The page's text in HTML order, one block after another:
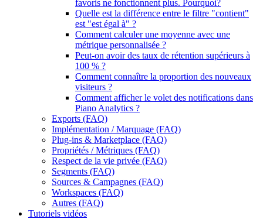
favoris ne fonctionnent plus. Pourquoi?
Quelle est la différence entre le filtre "contient"
est "est égal à" ?
Comment calculer une moyenne avec une
métrique personnalisée ?
Peut-on avoir des taux de rétention supérieurs à
100 % ?
Comment connaître la proportion des nouveaux
visiteurs ?
Comment afficher le volet des notifications dans
Piano Analytics ?
Exports (FAQ)
Implémentation / Marquage (FAQ)
Plug-ins & Marketplace (FAQ)
Propriétés / Métriques (FAQ)
Respect de la vie privée (FAQ)
Segments (FAQ)
Sources & Campagnes (FAQ)
Workspaces (FAQ)
Autres (FAQ)
Tutoriels vidéos